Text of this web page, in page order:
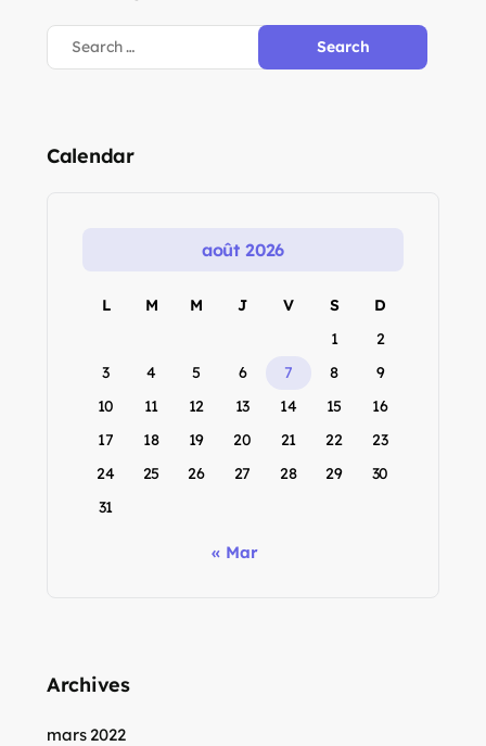
Calendar
août 2026
L M M J V S
D
1
2
3
4 5 6 7 8
9
10
11 12 13 14 15
16
17
18 19 20 21 22
23
24
25 26 27 28 29
30
31
« Mar
Archives
mars 2022